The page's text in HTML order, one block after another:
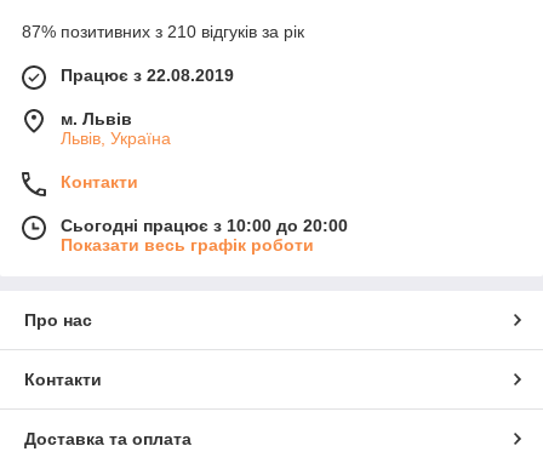
87% позитивних з 210 відгуків за рік
Працює з 22.08.2019
м. Львів
Львів, Україна
Контакти
Сьогодні працює з 10:00 до 20:00
Показати весь графік роботи
Про нас
Контакти
Доставка та оплата